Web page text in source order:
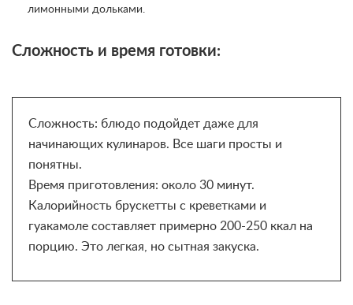
лимонными дольками.
Сложность и время готовки:
Сложность: блюдо подойдет даже для
начинающих кулинаров. Все шаги просты и
понятны.
Время приготовления: около 30 минут.
Калорийность брускетты с креветками и
гуакамоле составляет примерно 200-250 ккал на
порцию. Это легкая, но сытная закуска.